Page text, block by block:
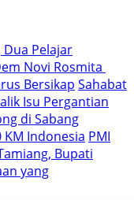
Dua Pelajar
Novi Rosmita
Bersikap Sahabat
Isu Pergantian
di Sabang
KM Indonesia PMI
Bupati
yang